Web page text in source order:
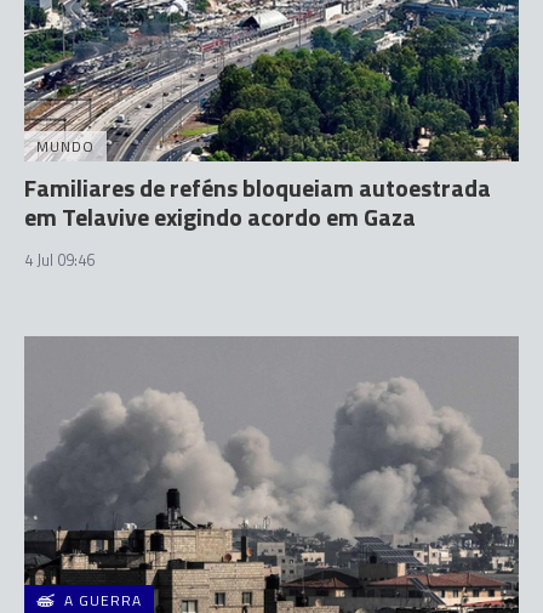
MUNDO
Familiares de reféns bloqueiam autoestrada
em Telavive exigindo acordo em Gaza
4 Jul 09:46
A GUERRA